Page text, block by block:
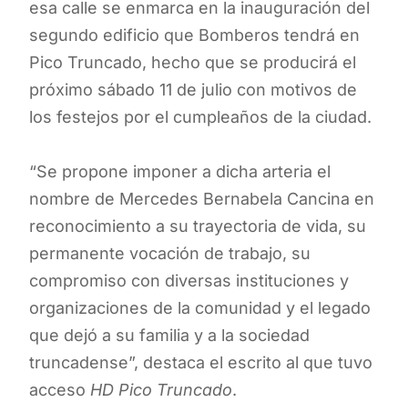
esa calle se enmarca en la inauguración del
segundo edificio que Bomberos tendrá en
Pico Truncado, hecho que se producirá el
próximo sábado 11 de julio con motivos de
los festejos por el cumpleaños de la ciudad.
“Se propone imponer a dicha arteria el
nombre de Mercedes Bernabela Cancina en
reconocimiento a su trayectoria de vida, su
permanente vocación de trabajo, su
compromiso con diversas instituciones y
organizaciones de la comunidad y el legado
que dejó a su familia y a la sociedad
truncadense”, destaca el escrito al que tuvo
acceso HD Pico Truncado.